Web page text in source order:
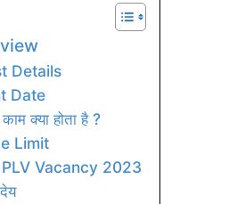
Details
Date
क्या होता है ?
Limit
Vacancy 2023